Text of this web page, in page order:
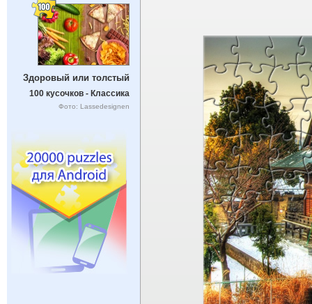
Здоровый или толстый
100 кусочков - Классика
Фото: Lassedesignen